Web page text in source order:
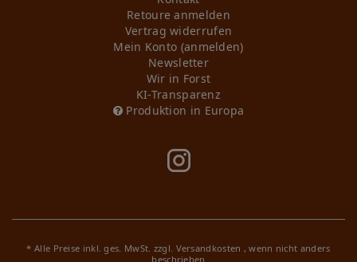
Retoure anmelden
Vertrag widerrufen
Mein Konto (anmelden)
Newsletter
Wir in Forst
KI-Transparenz
Produktion in Europa
* Alle Preise inkl. ges. MwSt. zzgl. Versandkosten , wenn nicht anders
beschrieben